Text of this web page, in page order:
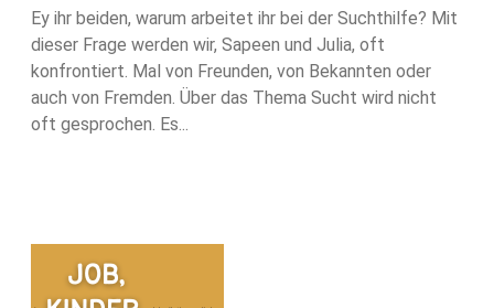
Ey ihr beiden, warum arbeitet ihr bei der Suchthilfe? Mit
dieser Frage werden wir, Sapeen und Julia, oft
konfrontiert. Mal von Freunden, von Bekannten oder
auch von Fremden. Über das Thema Sucht wird nicht
oft gesprochen. Es...